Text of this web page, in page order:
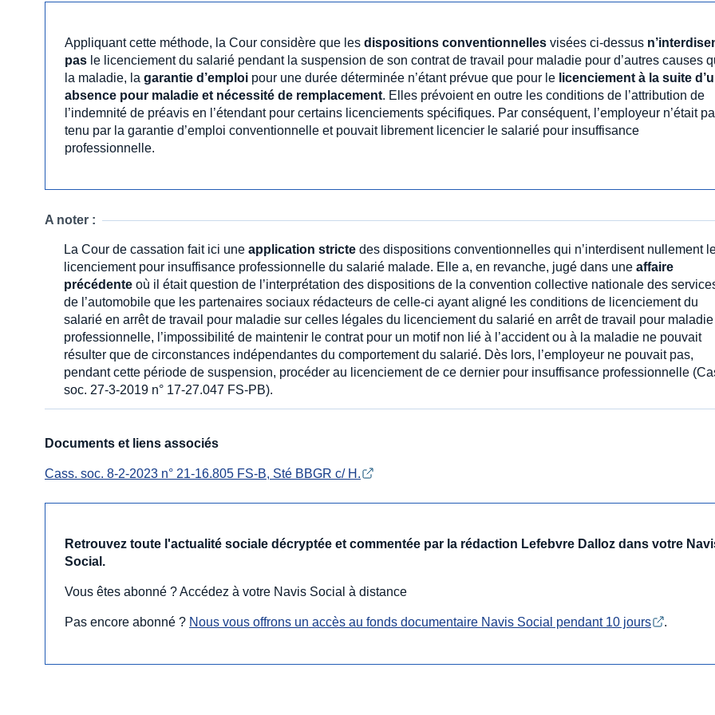
Appliquant cette méthode, la Cour considère que les dispositions conventionnelles visées ci-dessus
pas le licenciement du salarié pendant la suspension de son contrat de travail pour maladie pour d’autres causes
la maladie, la garantie d’emploi pour une durée déterminée n’étant prévue que pour le licenciement à la suite
absence pour maladie et nécessité de remplacement. Elles prévoient en outre les conditions de l’attribution de
l’indemnité de préavis en l’étendant pour certains licenciements spécifiques. Par conséquent, l’employeur n’était
tenu par la garantie d’emploi conventionnelle et pouvait librement licencier le salarié pour insuffisance
professionnelle.
A noter :
La Cour de cassation fait ici une application stricte des dispositions conventionnelles qui n’interdisent nullement
licenciement pour insuffisance professionnelle du salarié malade. Elle a, en revanche, jugé dans une affaire
précédente où il était question de l’interprétation des dispositions de la convention collective nationale des
de l’automobile que les partenaires sociaux rédacteurs de celle-ci ayant aligné les conditions de licenciement du
salarié en arrêt de travail pour maladie sur celles légales du licenciement du salarié en arrêt de travail pour maladie
professionnelle, l’impossibilité de maintenir le contrat pour un motif non lié à l’accident ou à la maladie ne pouvait
résulter que de circonstances indépendantes du comportement du salarié. Dès lors, l’employeur ne pouvait pas,
pendant cette période de suspension, procéder au licenciement de ce dernier pour insuffisance professionnelle
soc. 27-3-2019 n° 17-27.047 FS-PB).
Documents et liens associés
Cass. soc. 8-2-2023 n° 21-16.805 FS-B, Sté BBGR c/ H.
Retrouvez toute l'actualité sociale décryptée et commentée par la rédaction Lefebvre Dalloz dans votre
Social.
Vous êtes abonné ? Accédez à votre Navis Social à distance
Pas encore abonné ? Nous vous offrons un accès au fonds documentaire Navis Social pendant 10 jours .